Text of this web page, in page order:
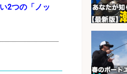
2つの「ノッ